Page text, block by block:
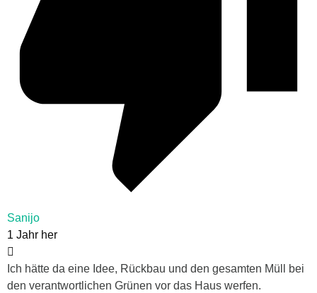
Sanijo
1 Jahr her
Ich hätte da eine Idee, Rückbau und den gesamten Müll bei
den verantwortlichen Grünen vor das Haus werfen.